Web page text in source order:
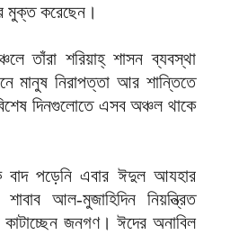
মুক্ত করেছেন।
তাঁরা শরিয়াহ্ শাসন ব্যবস্থা
মানুষ নিরাপত্তা আর শান্তিতে
দিনগুলোতে এসব অঞ্চল থাকে
বাদ পড়েনি এবার ঈদুল আযহার
আল-মুজাহিদিন নিয়ন্ত্রিত
জনগণ। ঈদের অনাবিল